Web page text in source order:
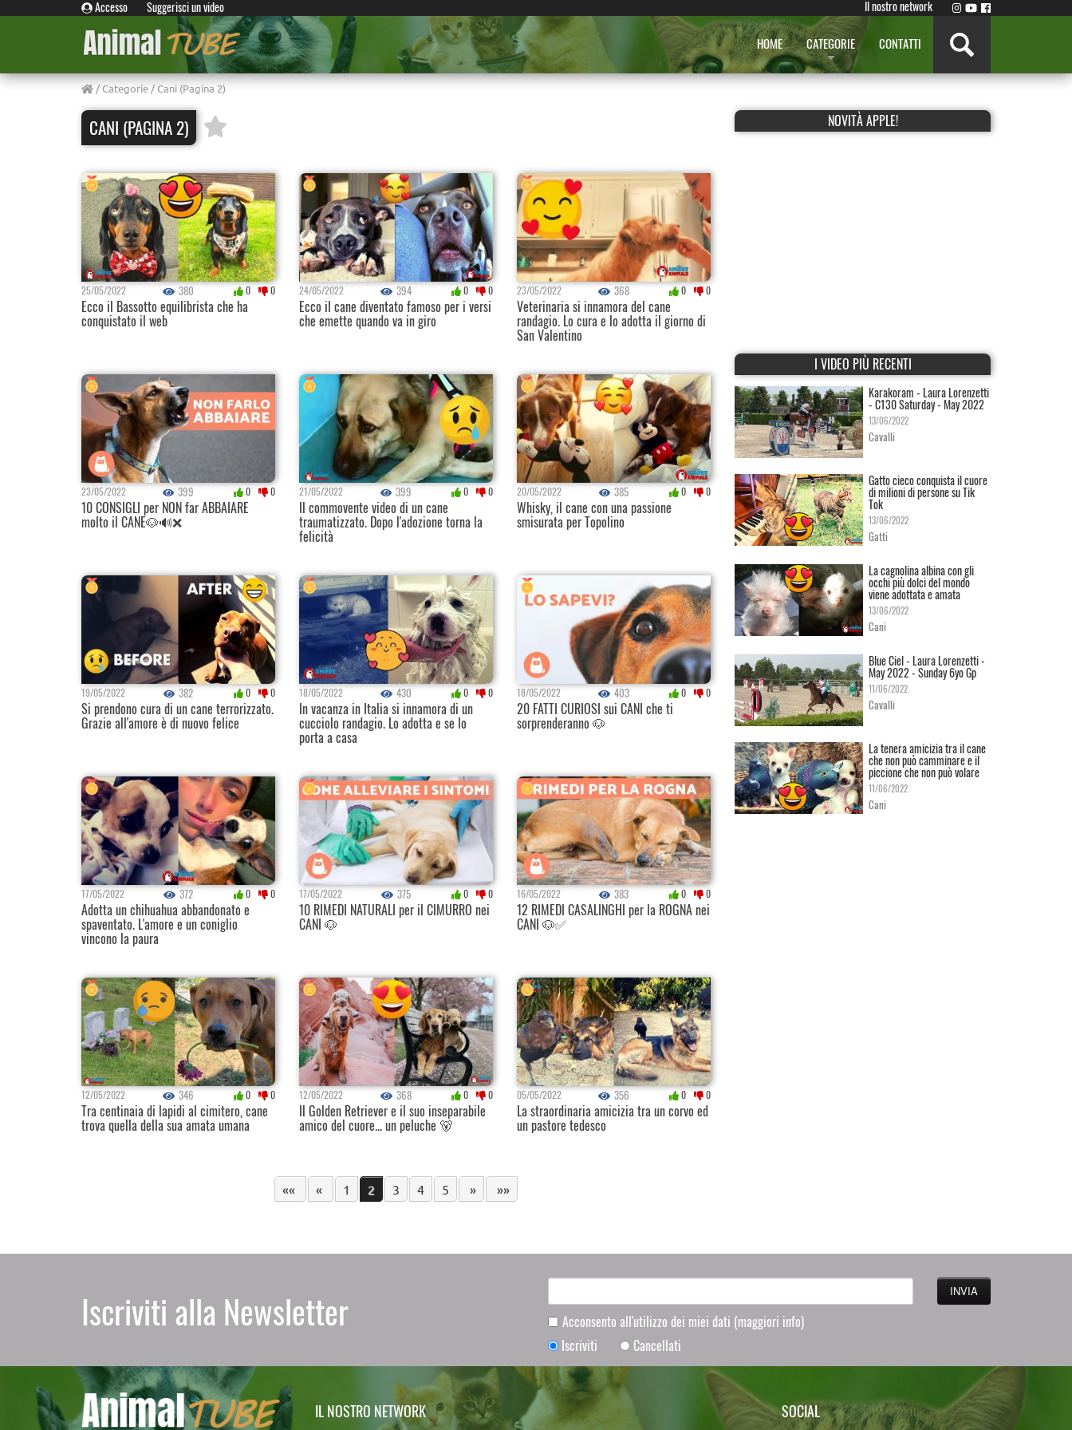
Accesso Suggerisci un video Il nostro network
HOME CATEGORIE CONTATTI
/Categorie/ Cani (Pagina 2)
CANI (PAGINA 2)
25/05/2022 380 0 0
Ecco il Bassotto equilibrista che ha
conquistato il web
24/05/2022 394 0 0
Ecco il cane diventato famoso per i versi
che emette quando va in giro
23/05/2022 368 0 0
Veterinaria si innamora del cane
randagio. Lo cura e lo adotta il giorno di
San Valentino
23/05/2022 399 0 0
10 CONSIGLI per NON far ABBAIARE
molto il CANE🐶🔊❌
21/05/2022 399 0 0
Il commovente video di un cane
traumatizzato. Dopo l'adozione torna la
felicità
20/05/2022 385 0 0
Whisky, il cane con una passione
smisurata per Topolino
19/05/2022 382 0 0
Si prendono cura di un cane terrorizzato.
Grazie all'amore è di nuovo felice
18/05/2022 430 0 0
In vacanza in Italia si innamora di un
cucciolo randagio. Lo adotta e se lo
porta a casa
18/05/2022 403 0 0
20 FATTI CURIOSI sui CANI che ti
sorprenderanno 🐶
17/05/2022 372 0 0
Adotta un chihuahua abbandonato e
spaventato. L'amore e un coniglio
vincono la paura
17/05/2022 375 0 0
10 RIMEDI NATURALI per il CIMURRO nei
CANI 🐶
16/05/2022 383 0 0
12 RIMEDI CASALINGHI per la ROGNA nei
CANI 🐶✅
12/05/2022 346 0 0
Tra centinaia di lapidi al cimitero, cane
trova quella della sua amata umana
12/05/2022 368 0 0
Il Golden Retriever e il suo inseparabile
amico del cuore... un peluche 🐻
05/05/2022 356 0 0
La straordinaria amicizia tra un corvo ed
un pastore tedesco
«« « 1 2 3 4 5 » »»
NOVITÀ APPLE!
I VIDEO PIÙ RECENTI
Karakoram - Laura Lorenzetti
- C130 Saturday - May 2022
13/06/2022
Cavalli
Gatto cieco conquista il cuore
di milioni di persone su Tik
Tok
13/06/2022
Gatti
La cagnolina albina con gli
occhi più dolci del mondo
viene adottata e amata
13/06/2022
Cani
Blue Ciel - Laura Lorenzetti -
May 2022 - Sunday 6yo Gp
11/06/2022
Cavalli
La tenera amicizia tra il cane
che non può camminare e il
piccione che non può volare
11/06/2022
Cani
Iscriviti alla Newsletter Acconsento all'utilizzo dei miei dati (maggiori info)
Iscriviti
Cancellati
IL NOSTRO NETWORK SOCIAL